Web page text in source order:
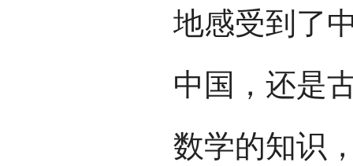
地感受到了
中国，还是
数学的知识